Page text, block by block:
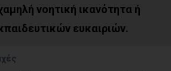
νοητική ικανότητα ή
ευκαιριών.